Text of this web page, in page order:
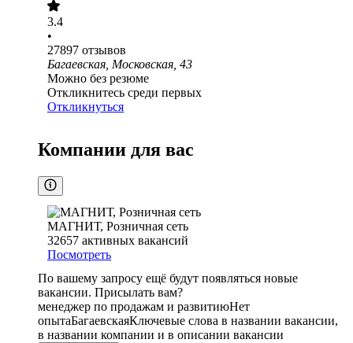
3.4
•
27897 отзывов
Багаевская, Московская, 43
Можно без резюме
Откликнитесь среди первых
Откликнуться
Компании для вас
МАГНИТ, Розничная сеть
32657 активных вакансий
Посмотреть
По вашему запросу ещё будут появляться новые
вакансии. Присылать вам?
менеджер по продажам и развитиюНет
опытаБагаевскаяКлючевые слова в названии вакансии,
в названии компании и в описании вакансии